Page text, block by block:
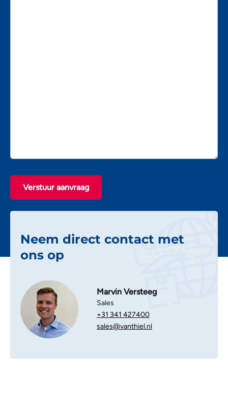
Verstuur aanvraag
Neem direct contact met
ons op
Marvin Versteeg
Sales
+31 341 427400
sales@vanthiel.nl